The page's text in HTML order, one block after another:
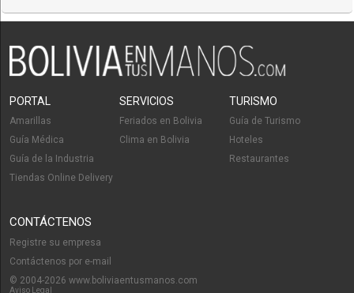
PORTAL
Amarillas
Guía Médica
Guía de la Industria
Tiendas Online Delivery
SERVICIOS
Feriados en Bolivia
Clima en Bolivia
TURISMO
Guía de Turismo
Hoteles
Restaurantes
CONTÁCTENOS
Registre su empresa
Contáctenos por e-mail
© 2004-2026 www.boliviaentusmanos.com
Aviso Legal